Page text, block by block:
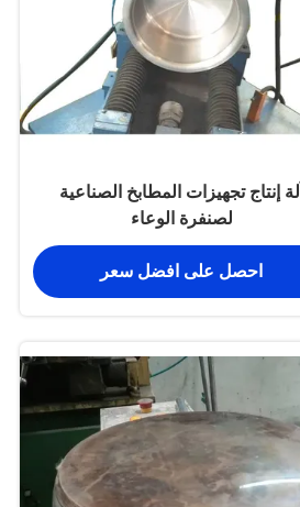
آلة إنتاج تجهيزات المطابخ الصناعية
لصنفرة الوعاء
احصل على افضل سعر